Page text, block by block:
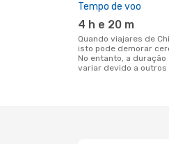
Tempo de voo
4 h e 20 m
Quando viajares de Chisinau para Nice,
isto pode demorar
No entanto, a duração
variar devido a